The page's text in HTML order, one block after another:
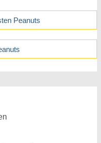
Peanuts